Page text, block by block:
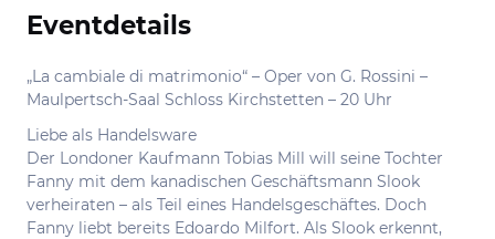
Informationen
Eventdetails
„La cambiale di matrimonio“ – Oper von G. Rossini –
Maulpertsch-Saal Schloss Kirchstetten – 20 Uhr
Liebe als Handelsware
Der Londoner Kaufmann Tobias Mill will seine Tochter
Fanny mit dem kanadischen Geschäftsmann Slook
verheiraten – als Teil eines Handelsgeschäftes. Doch
Fanny liebt bereits Edoardo Milfort. Als Slook erkennt,